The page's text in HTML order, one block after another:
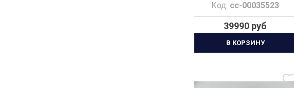
Код: cc-00035523
39990 руб
В КОРЗИНУ